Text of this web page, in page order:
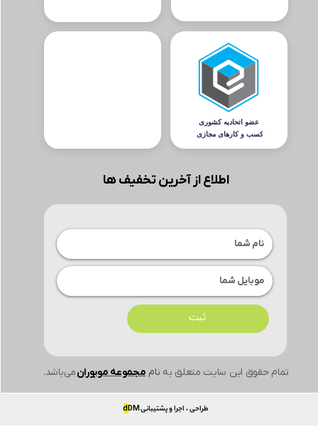
تمام حقوق این سایت متعلق به ناممجموعه موبورانمی‌باشد.
اطلاع از آخرین تخفیف ها
ثبت
طراحی ، اجرا و پشتیبانی dDM